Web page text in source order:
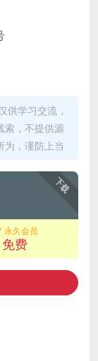
供学习交流，
索，不提供源
为，谨防上当
下载
永久会员
免费